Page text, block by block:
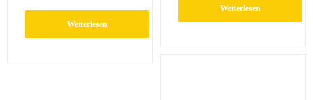
Weiterlesen
Weiterlesen